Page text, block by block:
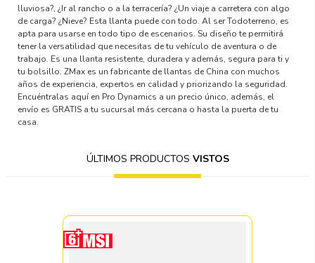
lluviosa?, ¿Ir al rancho o a la terracería? ¿Un viaje a carretera con algo
de carga? ¿Nieve? Esta llanta puede con todo. Al ser Todoterreno, es
apta para usarse en todo tipo de escenarios. Su diseño te permitirá
tener la versatilidad que necesitas de tu vehículo de aventura o de
trabajo. Es una llanta resistente, duradera y además, segura para ti y
tu bolsillo. ZMax es un fabricante de llantas de China con muchos
años de experiencia, expertos en calidad y priorizando la seguridad.
Encuéntralas aquí en Pro Dynamics a un precio único, además, el
envío es GRATIS a tu sucursal más cercana o hasta la puerta de tu
casa.
ÚLTIMOS PRODUCTOS VISTOS